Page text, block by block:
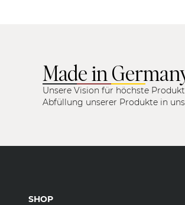
Made in
Unsere Vision für höchste
Abfüllung unserer Produkte in
SHOP